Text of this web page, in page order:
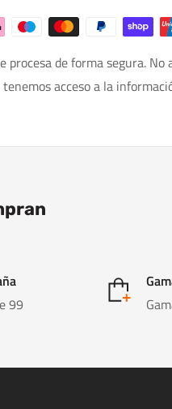
procesa de forma segura.
acceso a la
99